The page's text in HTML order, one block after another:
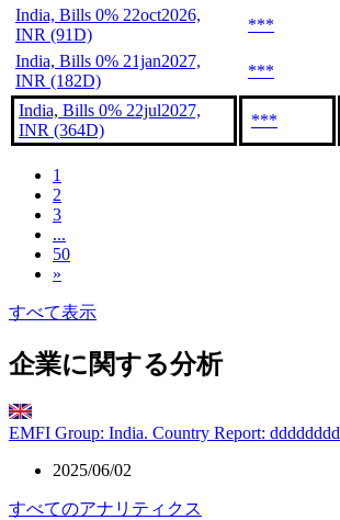
India, Bills 0% 22oct2026,
INR (91D)
***
India, Bills 0% 21jan2027,
INR (182D)
***
India, Bills 0% 22jul2027,
INR (364D)
***
1
2
3
...
50
»
すべて表示
企業に関する分析
EMFI Group: India. Country Report: dddddddd
2025/06/02
すべてのアナリティクス